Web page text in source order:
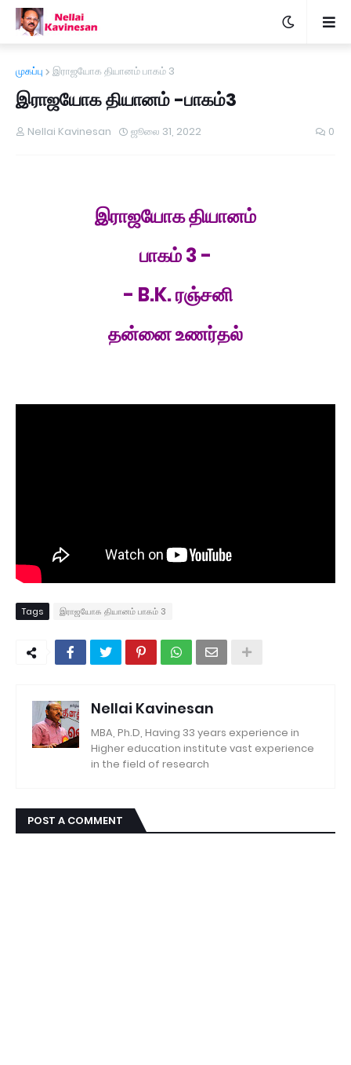
முகப்பு இராஜயோக தியானம் பாகம் 3
இராஜயோக தியானம் -பாகம்3
Nellai Kavinesan ஜூலை 31, 2022 0
இராஜயோக தியானம்
பாகம் 3 -
- B.K. ரஞ்சனி
தன்னை உணர்தல்
Tags இராஜயோக தியானம் பாகம் 3
Nellai Kavinesan
MBA, Ph.D, Having 33 years experience in
Higher education institute vast experience
in the field of research
POST A COMMENT